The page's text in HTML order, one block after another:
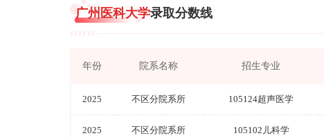
广州医科大学录取分数线
年份 院系名称 招生专业
2025 不区分院系所 105124超声医学
2025 不区分院系所 105102儿科学